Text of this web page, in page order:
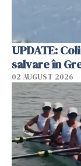
UPDATE:
salvare în
02 AUGUST 2026